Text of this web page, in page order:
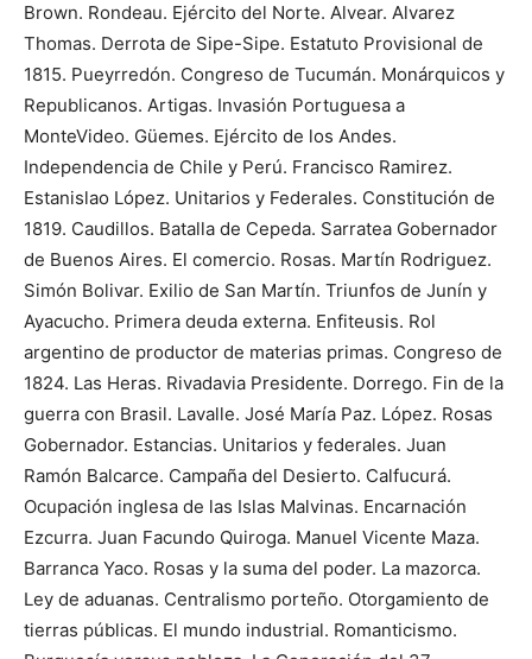
Brown. Rondeau. Ejército del Norte. Alvear. Alvarez
Thomas. Derrota de Sipe-Sipe. Estatuto Provisional de
1815. Pueyrredón. Congreso de Tucumán. Monárquicos y
Republicanos. Artigas. Invasión Portuguesa a
MonteVideo. Güemes. Ejército de los Andes.
Independencia de Chile y Perú. Francisco Ramirez.
Estanislao López. Unitarios y Federales. Constitución de
1819. Caudillos. Batalla de Cepeda. Sarratea Gobernador
de Buenos Aires. El comercio. Rosas. Martín Rodriguez.
Simón Bolivar. Exilio de San Martín. Triunfos de Junín y
Ayacucho. Primera deuda externa. Enfiteusis. Rol
argentino de productor de materias primas. Congreso de
1824. Las Heras. Rivadavia Presidente. Dorrego. Fin de la
guerra con Brasil. Lavalle. José María Paz. López. Rosas
Gobernador. Estancias. Unitarios y federales. Juan
Ramón Balcarce. Campaña del Desierto. Calfucurá.
Ocupación inglesa de las Islas Malvinas. Encarnación
Ezcurra. Juan Facundo Quiroga. Manuel Vicente Maza.
Barranca Yaco. Rosas y la suma del poder. La mazorca.
Ley de aduanas. Centralismo porteño. Otorgamiento de
tierras públicas. El mundo industrial. Romanticismo.